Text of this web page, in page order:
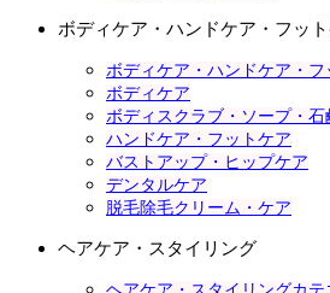
ボディケア・ハンドケア・フッ
ボディケア・ハンドケア・
ボディケア
ボディスクラブ・ソープ・石
ハンドケア・フットケア
バストアップ・ヒップケア
デンタルケア
脱毛除毛クリーム・ケア
ヘアケア・スタイリング